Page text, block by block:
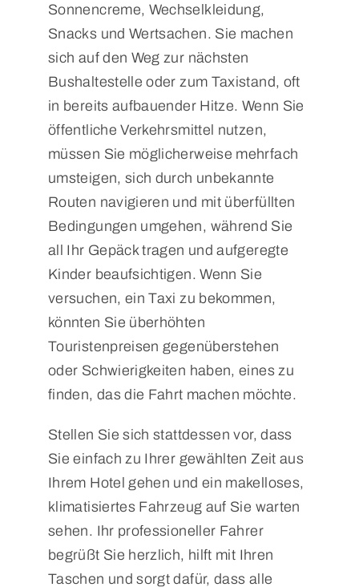
Sonnencreme, Wechselkleidung,
Snacks und Wertsachen. Sie machen
sich auf den Weg zur nächsten
Bushaltestelle oder zum Taxistand, oft
in bereits aufbauender Hitze. Wenn Sie
öffentliche Verkehrsmittel nutzen,
müssen Sie möglicherweise mehrfach
umsteigen, sich durch unbekannte
Routen navigieren und mit überfüllten
Bedingungen umgehen, während Sie
all Ihr Gepäck tragen und aufgeregte
Kinder beaufsichtigen. Wenn Sie
versuchen, ein Taxi zu bekommen,
könnten Sie überhöhten
Touristenpreisen gegenüberstehen
oder Schwierigkeiten haben, eines zu
finden, das die Fahrt machen möchte.
Stellen Sie sich stattdessen vor, dass
Sie einfach zu Ihrer gewählten Zeit aus
Ihrem Hotel gehen und ein makelloses,
klimatisiertes Fahrzeug auf Sie warten
sehen. Ihr professioneller Fahrer
begrüßt Sie herzlich, hilft mit Ihren
Taschen und sorgt dafür, dass alle